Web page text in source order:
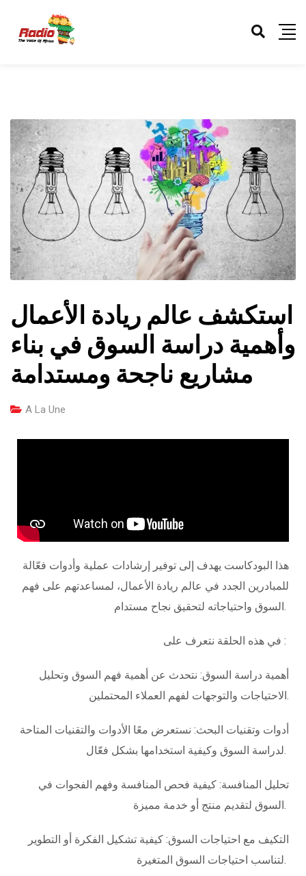
استكشف عالم ريادة الأعمال
وأهمية دراسة السوق في بناء
مشاريع ناجحة ومستدامة
A La Une
هذا البودكاست يهدف إلى توفير إرشادات عملية وأدوات فعّالة
للمبادرين الجدد في عالم ريادة الأعمال، لمساعدتهم على فهم
في هذه الحلقة نتعرف على :
أهمية دراسة السوق: نتحدث عن أهمية فهم السوق وتحليل
تحليل المنافسة: كيفية فحص المنافسة وفهم الفجوات في
التكيف مع احتياجات السوق: كيفية تشكيل الفكرة أو التطوير